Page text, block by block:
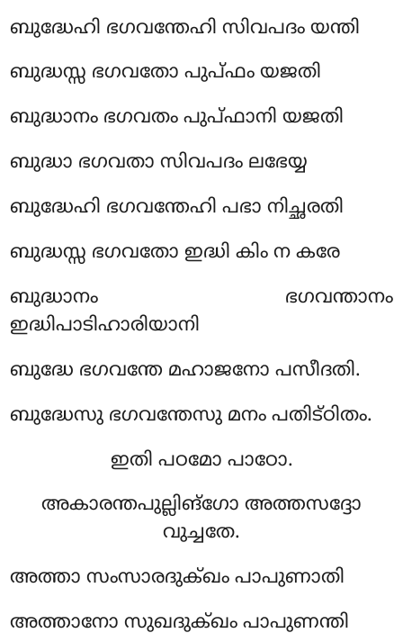
ബുദ്ധേഹി ഭഗവന്തേഹി സിവപദം യന്തി
ബുദ്ധസ്സ ഭഗവതോ പുപ്ഫം യജതി
ബുദ്ധാനം ഭഗവതം പുപ്ഫാനി യജതി
ബുദ്ധാ ഭഗവതാ സിവപദം ലഭേയ്യ
ബുദ്ധേഹി ഭഗവന്തേഹി പഭാ നിച്ഛരതി
ബുദ്ധസ്സ ഭഗവതോ ഇദ്ധി കിം ന കരേ
ബുദ്ധാനം ഭഗവന്താനം
ഇദ്ധിപാടിഹാരിയാനി
ബുദ്ധേ ഭഗവന്തേ മഹാജനോ പസീദതി.
ബുദ്ധേസു ഭഗവന്തേസു മനം പതിട്ഠിതം.
ഇതി പഠമോ പാഠോ.
അകാരന്തപുല്ലിങ്ഗോ അത്തസദ്ദോ
വുച്ചതേ.
അത്താ സംസാരദുക്ഖം പാപുണാതി
അത്താനോ സുഖദുക്ഖം പാപുണന്തി